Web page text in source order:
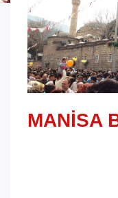
MANISA